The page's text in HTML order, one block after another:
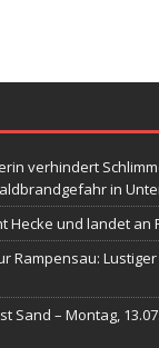
verhindert
in
Hecke und landet
Rampensau:
Sand – Montag,